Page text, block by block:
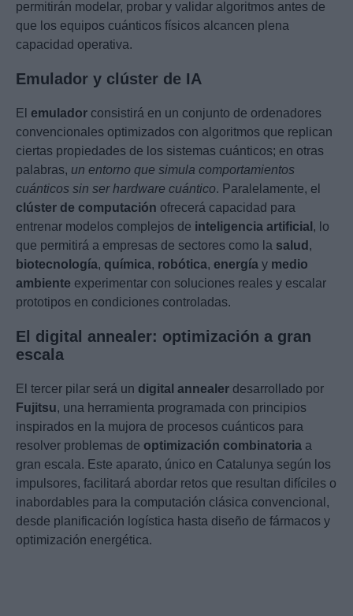
permitirán modelar, probar y validar algoritmos antes de
que los equipos cuánticos físicos alcancen plena
capacidad operativa.
Emulador y clúster de IA
El emulador consistirá en un conjunto de ordenadores
convencionales optimizados con algoritmos que replican
ciertas propiedades de los sistemas cuánticos; en otras
palabras, un entorno que simula comportamientos
cuánticos sin ser hardware cuántico. Paralelamente, el
clúster de computación ofrecerá capacidad para
entrenar modelos complejos de inteligencia artificial , lo
que permitirá a empresas de sectores como la salud ,
biotecnología, química, robótica, energía y medio
ambiente experimentar con soluciones reales y escalar
prototipos en condiciones controladas.
El digital annealer: optimización a gran
escala
El tercer pilar será un digital annealer desarrollado por
Fujitsu, una herramienta programada con principios
inspirados en la mujora de procesos cuánticos para
resolver problemas de optimización combinatoria a
gran escala. Este aparato, único en Catalunya según los
impulsores, facilitará abordar retos que resultan difíciles o
inabordables para la computación clásica convencional,
desde planificación logística hasta diseño de fármacos y
optimización energética.